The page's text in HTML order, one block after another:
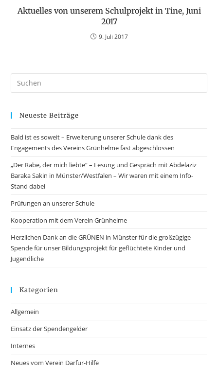
Aktuelles von unserem Schulprojekt in Tine, Juni
2017
9. Juli 2017
Neueste Beiträge
Bald ist es soweit – Erweiterung unserer Schule dank des
Engagements des Vereins Grünhelme fast abgeschlossen
„Der Rabe, der mich liebte“ – Lesung und Gespräch mit Abdelaziz
Baraka Sakin in Münster/Westfalen – Wir waren mit einem Info-
Stand dabei
Prüfungen an unserer Schule
Kooperation mit dem Verein Grünhelme
Herzlichen Dank an die GRÜNEN in Münster für die großzügige
Spende für unser Bildungsprojekt für geflüchtete Kinder und
Jugendliche
Kategorien
Allgemein
Einsatz der Spendengelder
Internes
Neues vom Verein Darfur-Hilfe